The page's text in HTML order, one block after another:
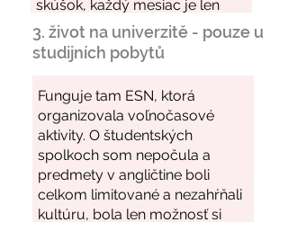
3. život na univerzitě - pouze u
studijních pobytů